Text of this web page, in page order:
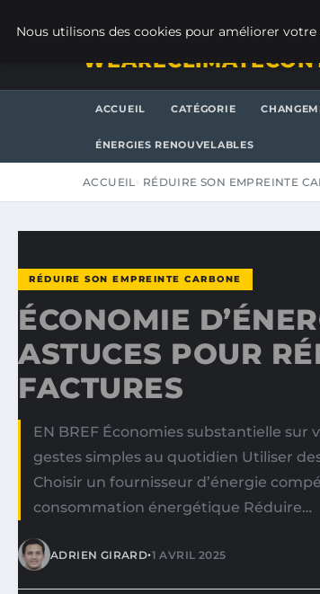
ACCUEIL CATÉGORIE
ÉNERGIES RENOUVELABLES
ACCUEIL RÉDUIRE SON EMPREINTE
RÉDUIRE SON EMPREINTE CARBONE
ÉCONOMIE
ASTUCES POUR
FACTURES
EN BREF Économies substantielle sur
gestes simples au quotidien Utiliser
Choisir un fournisseur d’énergie
consommation énergétique Réduire…
ADRIEN GIRARD•1 AVRIL 2025
Nous utilisons des cookies pour améliorer